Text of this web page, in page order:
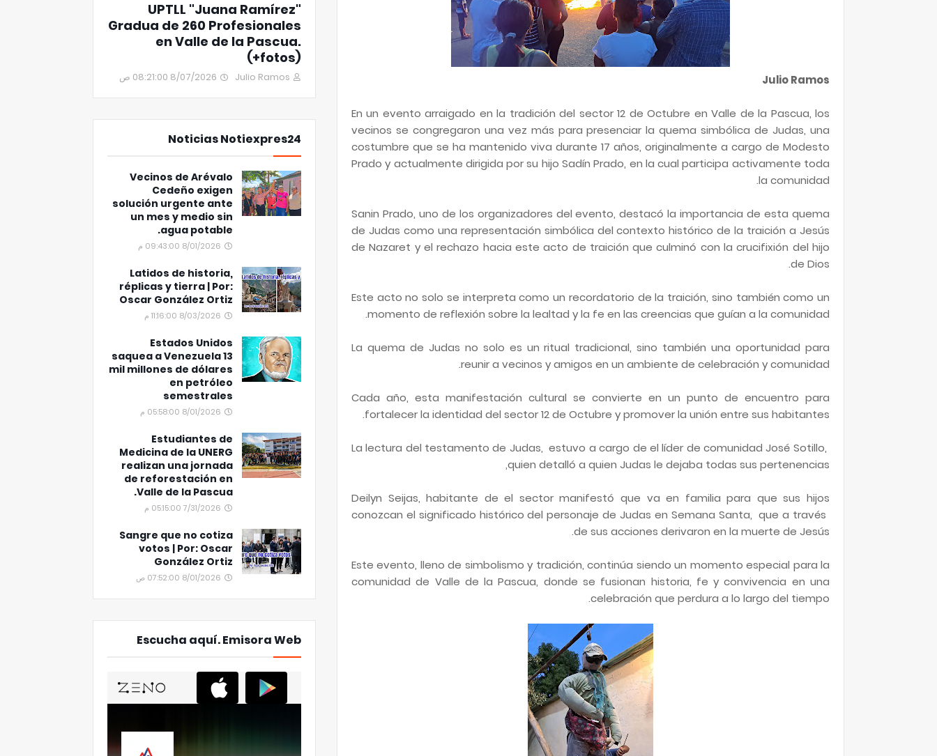
Julio Ramos
En un evento arraigado en la tradición del sector 12 de Octubre en Valle de la Pascua, los
vecinos se congregaron una vez más para presenciar la quema simbólica de Judas, una
costumbre que se ha mantenido viva durante 17 años, originalmente a cargo de Modesto
Prado y actualmente dirigida por su hijo Sadín Prado, en la cual participa activamente toda
la comunidad.
Sanin Prado, uno de los organizadores del evento, destacó la importancia de esta quema
de Judas como una representación simbólica del contexto histórico de la traición a Jesús
de Nazaret y el rechazo hacia este acto de traición que culminó con la crucifixión del hijo
de Dios.
Este acto no solo se interpreta como un recordatorio de la traición, sino también como un
momento de reflexión sobre la lealtad y la fe en las creencias que guían a la comunidad.
La quema de Judas no solo es un ritual tradicional, sino también una oportunidad para
reunir a vecinos y amigos en un ambiente de celebración y comunidad.
Cada año, esta manifestación cultural se convierte en un punto de encuentro para
fortalecer la identidad del sector 12 de Octubre y promover la unión entre sus habitantes.
La lectura del testamento de Judas, estuvo a cargo de el líder de comunidad José Sotillo,
quien detalló a quien Judas le dejaba todas sus pertenencias,
Deilyn Seijas, habitante de el sector manifestó que va en familia para que sus hijos
conozcan el significado histórico del personaje de Judas en Semana Santa, que a través
de sus acciones derivaron en la muerte de Jesús.
Este evento, lleno de simbolismo y tradición, continúa siendo un momento especial para la
comunidad de Valle de la Pascua, donde se fusionan historia, fe y convivencia en una
celebración que perdura a lo largo del tiempo.
UPTLL "Juana Ramírez"
Gradua de 260 Profesionales
en Valle de la Pascua.
(+fotos)
Julio Ramos 8/07/2026 08:21:00 ص
Noticias Notiexpres24
Vecinos de Arévalo
Cedeño exigen
solución urgente ante
un mes y medio sin
agua potable.
8/01/2026 09:43:00 م
Latidos de historia,
réplicas y tierra | Por:
Oscar González Ortiz
8/03/2026 11:16:00 م
Estados Unidos
saquea a Venezuela 13
mil millones de dólares
en petróleo
semestrales
8/01/2026 05:58:00 م
Estudiantes de
Medicina de la UNERG
realizan una jornada
de reforestación en
Valle de la Pascua.
7/31/2026 05:15:00 م
Sangre que no cotiza
votos | Por: Oscar
González Ortiz
8/01/2026 07:52:00 ص
Escucha aquí. Emisora Web